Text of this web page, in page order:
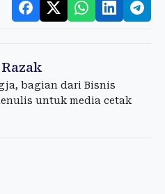
bagian dari Bisnis
untuk media cetak